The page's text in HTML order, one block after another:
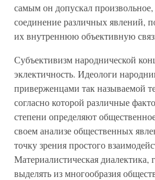
самым он допускал
соединение различных явлений,
их внутреннюю объективную
Субъективизм народнической
эклектичность. Идеологи
приверженцами так называемой
согласно которой различные
степени определяют
своем анализе общественных
точку зрения простого
Материалистическая диалектика,
выделять из многообразия